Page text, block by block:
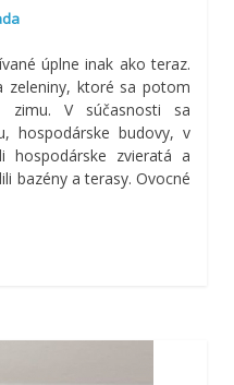
úplne inak ako teraz.
zeleniny, ktoré sa potom
zimu. V súčasnosti sa
hospodárske budovy, v
hospodárske zvieratá a
bazény a terasy. Ovocné